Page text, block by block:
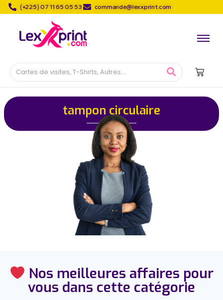
(+225) 07 11 65 05 53 commande@lexxprint.com
tampon circulaire
Nos meilleures affaires pour
vous dans cette catégorie